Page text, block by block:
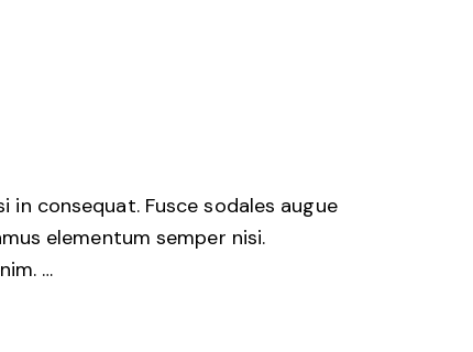
volume.
consequat. Fusce sodales augue
elementum semper nisi.
…